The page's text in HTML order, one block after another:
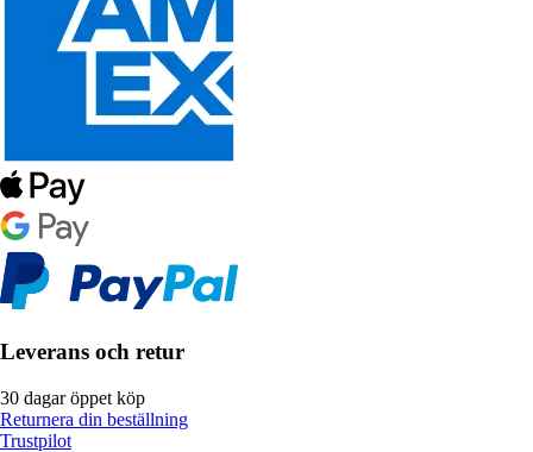
Leverans och retur
30 dagar öppet köp
Returnera din beställning
Trustpilot